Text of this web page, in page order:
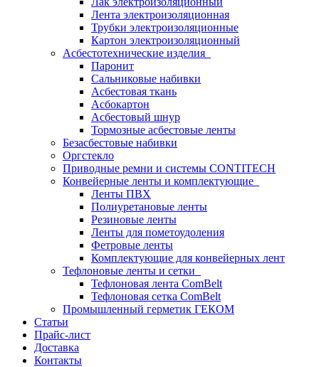
Лента электроизоляционная
Трубки электроизоляционные
Картон электроизоляционный
Асбестотехнические изделия
Паронит
Сальниковые набивки
Асбестовая ткань
Асбокартон
Асбестовый шнур
Тормозные асбестовые ленты
Безасбестовые набивки
Оргстекло
Приводные ремни и системы CONTITECH
Конвейерные ленты и комплектующие
Ленты ПВХ
Полиуретановые ленты
Резиновые ленты
Ленты для пометоудоления
Фетровые ленты
Комплектующие для конвейерных лент
Тефлоновые ленты и сетки
Тефлоновая лента ComBelt
Тефлоновая сетка ComBelt
Промышленный герметик ГЕКОМ
Статьи
Прайс-лист
Доставка
Контакты